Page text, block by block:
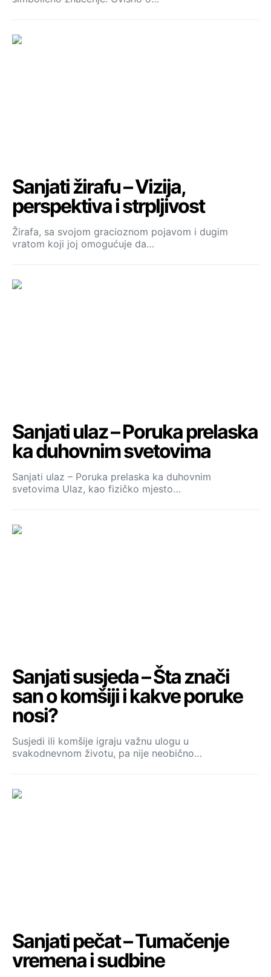
Sanjati žirafu – Vizija,
perspektiva i strpljivost
Žirafa, sa svojom gracioznom pojavom i dugim
vratom koji joj omogućuje da…
Sanjati ulaz – Poruka prelaska
ka duhovnim svetovima
Sanjati ulaz – Poruka prelaska ka duhovnim
svetovima Ulaz, kao fizičko mjesto…
Sanjati susjeda – Šta znači
san o komšiji i kakve poruke
nosi?
Susjedi ili komšije igraju važnu ulogu u
svakodnevnom životu, pa nije neobično…
Sanjati pečat – Tumačenje
vremena i sudbine